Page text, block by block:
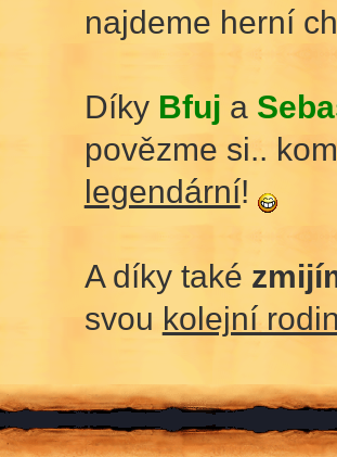
najdeme herní
Díky Bfuj a
povězme si..
legendární!
A díky také
svou kolejní